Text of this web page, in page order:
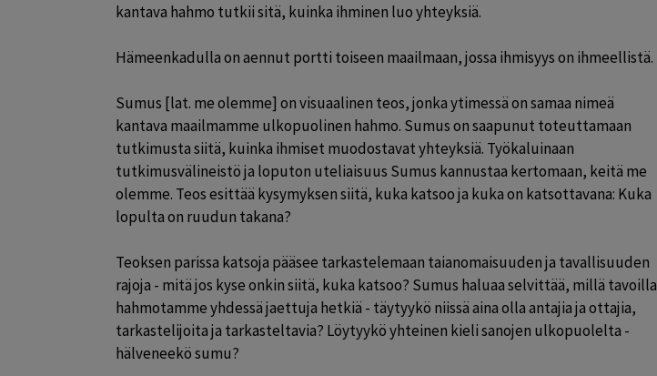
kantava hahmo tutkii sitä, kuinka ihminen luo yhteyksiä.
Hämeenkadulla on aennut portti toiseen maailmaan, jossa ihmisyys on ihmeellistä.
Sumus [lat. me olemme] on visuaalinen teos, jonka ytimessä on samaa nimeä
kantava maailmamme ulkopuolinen hahmo. Sumus on saapunut toteuttamaan
tutkimusta siitä, kuinka ihmiset muodostavat yhteyksiä. Työkaluinaan
tutkimusvälineistö ja loputon uteliaisuus Sumus kannustaa kertomaan, keitä me
olemme. Teos esittää kysymyksen siitä, kuka katsoo ja kuka on katsottavana: Kuka
lopulta on ruudun takana?
Teoksen parissa katsoja pääsee tarkastelemaan taianomaisuuden ja tavallisuuden
rajoja - mitä jos kyse onkin siitä, kuka katsoo? Sumus haluaa selvittää, millä tavoilla
hahmotamme yhdessä jaettuja hetkiä - täytyykö niissä aina olla antajia ja ottajia,
tarkastelijoita ja tarkasteltavia? Löytyykö yhteinen kieli sanojen ulkopuolelta -
hälveneekö sumu?